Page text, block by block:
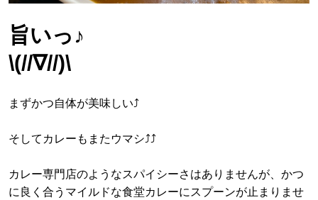
旨いっ♪
\(//∇//)\
まずかつ自体が美味しい⤴︎
そしてカレーもまたウマシ⤴︎⤴︎
カレー専門店のようなスパイシーさはありませんが、かつ
に良く合うマイルドな食堂カレーにスプーンが止まりませ